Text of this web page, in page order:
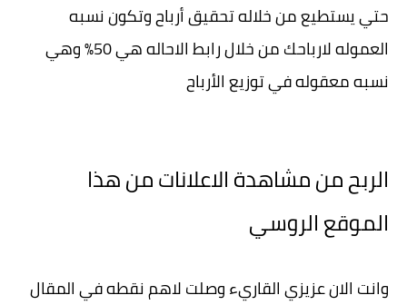
حتي يستطيع من خلاله تحقيق أرباح وتكون نسبه
العموله لارباحك من خلال رابط الاحاله هي 50% وهي
نسبه معقوله في توزيع الأرباح
الربح من مشاهدة الاعلانات من هذا
الموقع الروسي
وانت الان عزيزي القاريء وصلت لاهم نقطه في المقال